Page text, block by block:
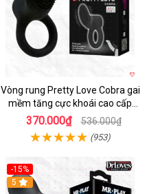
Vòng rung Pretty Love Cobra gai
mềm tăng cực khoái cao cấp
chính hãng
370.000₫ 536.000₫
(953)
-15%
Hot
5